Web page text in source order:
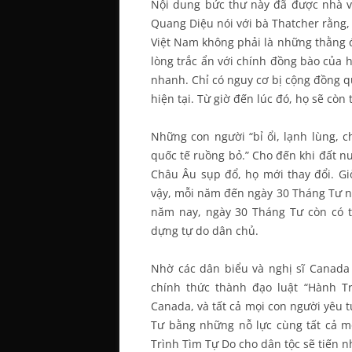
Nội dung bức thư này đã được nhà
Quang Diệu nói với bà Thatcher
Việt Nam không phải là những
lòng trắc ẩn với chính đồng bào
nhanh. Chỉ có nguy cơ bị cộng đồng
hiện tại. Từ giờ đến lúc đó, họ sẽ
Những con người “bỉ ổi, lạnh lùng,
quốc tế ruồng bỏ.” Cho đến khi đất
Châu Âu sụp đổ, họ mới thay đổi.
vậy, mỗi năm đến ngày 30 Tháng Tư
năm nay, ngày 30 Tháng Tư còn
dựng tự do dân chủ.
Nhờ các dân biểu và nghị sĩ
chính thức thành đạo luật “Hành
Canada, và tất cả mọi con người
Tư bằng những nỗ lực cùng tất cả
Trình Tìm Tự Do cho dân tộc sẽ tiến